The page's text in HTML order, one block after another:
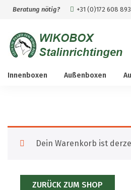
Beratung nötig? +31 (0)172 608 893
Innenboxen Außenboxen
Dein Warenkorb ist
ZURÜCK ZUM SHOP